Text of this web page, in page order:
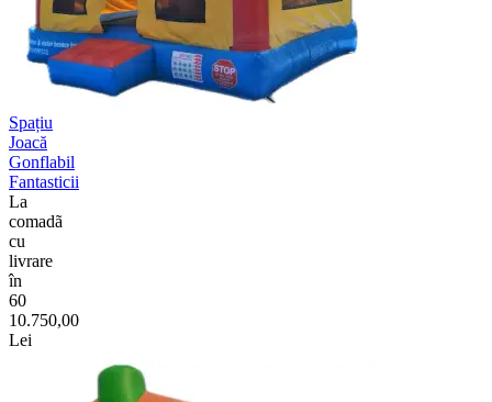
Spațiu
Joacă
Gonflabil
Fantasticii
La
comadã
cu
livrare
în
60
10.750,00
Lei